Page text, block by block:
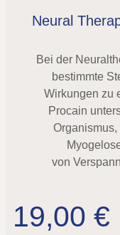
Neural
Bei der
bestimmte
Wirkungen zu
Procain
von
19,00 €